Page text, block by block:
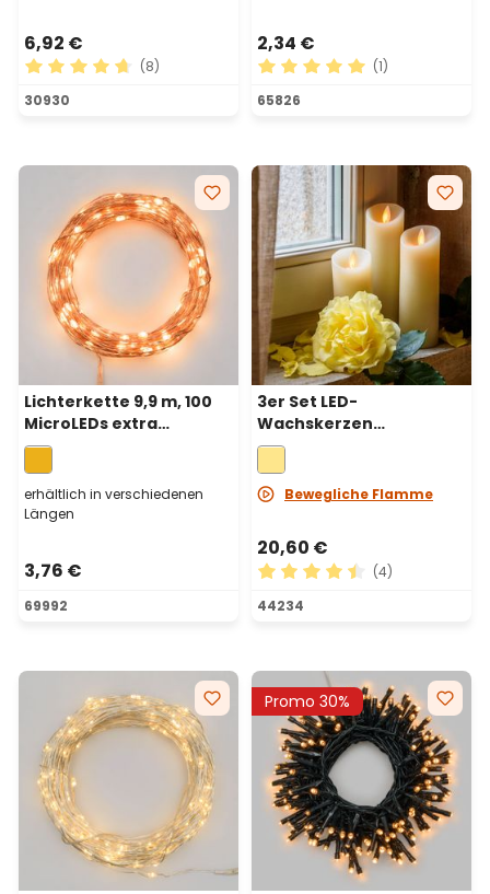
6,92 €
Durchschnittliche Bewertung von 4.63 von 5 Sternen
(8)
30930
2,34 €
Durchschnittliche
(1)
65826
Lichterkette 9,9 m, 100
MicroLEDs extra
warmweiß, Kupferdraht,
batteriebetrieben
erhältlich in verschiedenen
Längen
3,76 €
69992
3er Set LED-
Wachskerzen
elfenbeinfarbig h 12,5-
15-17,5 cm, bewegliche
Flamme, Ø 5,2 cm
Bewegliche Flamme
20,60 €
Durchschnittliche
(4)
44234
Promo 30%